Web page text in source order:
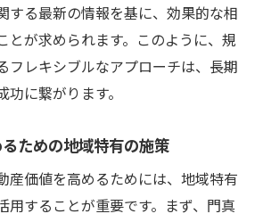
する最新の情報を基に、効果的な相
とが求められます。このように、規
フレキシブルなアプローチは、長期
に繋がります。
ための地域特有の施策
産価値を高めるためには、地域特有
用することが重要です。まず、門真